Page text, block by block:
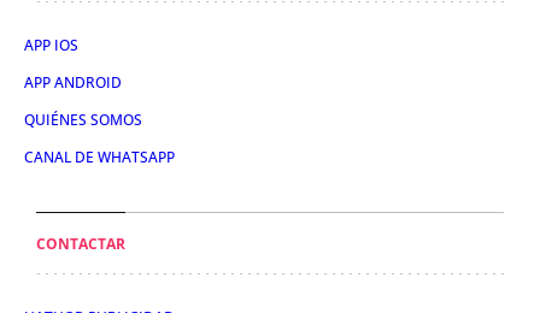
APP IOS
APP ANDROID
QUIÉNES SOMOS
CANAL DE WHATSAPP
CONTACTAR